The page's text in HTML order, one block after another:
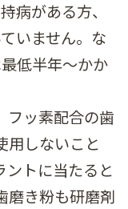
病がある方、
いません。な
低半年～かか
フッ素配合の歯
用しないこと
ントに当たると
磨き粉も研磨剤